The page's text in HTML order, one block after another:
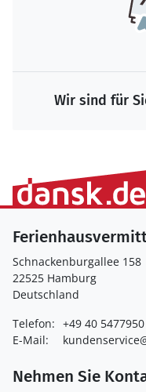
Wir sind für
Schnackenburgallee 158
22525 Hamburg
Deutschland
Telefon: +49 40 5477950
E-Mail:
Nehmen Sie